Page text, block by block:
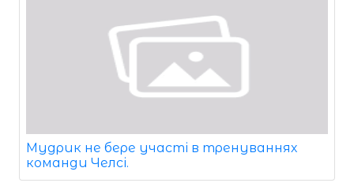
Мудрик не бере участі в тренуваннях
команди Челсі.